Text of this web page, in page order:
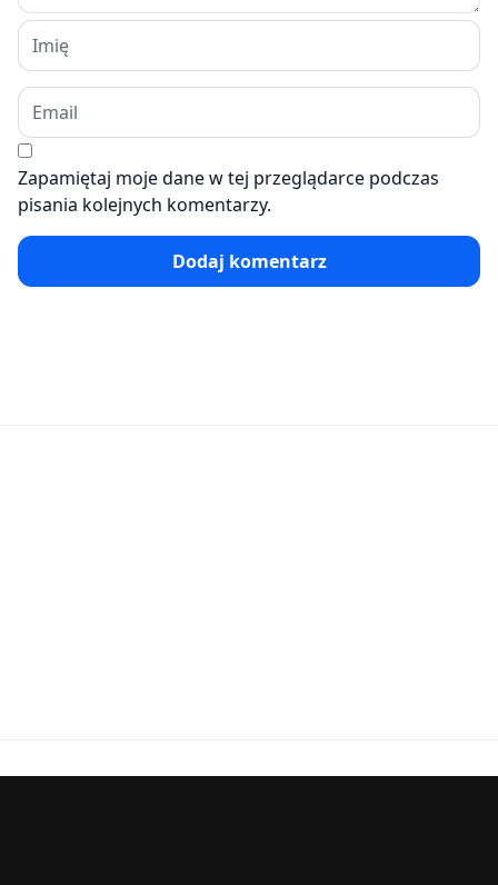
Zapamiętaj moje dane w tej przeglądarce podczas
pisania kolejnych komentarzy.
Dodaj komentarz